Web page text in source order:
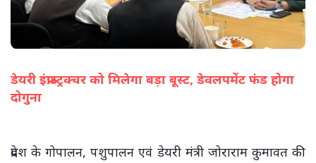
डेयरी इंफ्रास्ट्रक्चर को मिलेगा बड़ा बूस्ट, डेवलपमेंट फंड होगा
दोगुना
प्रदेश के गोपालन, पशुपालन एवं डेयरी मंत्री जोराराम कुमावत की